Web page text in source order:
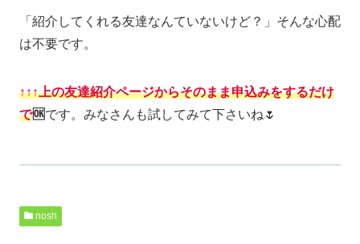
「紹介してくれる友達なんていないけど？」そんな心配
は不要です。
↑↑↑上の友達紹介ページからそのまま申込みをするだけ
で🆗です。みなさんも試してみて下さいね🌷
nosh